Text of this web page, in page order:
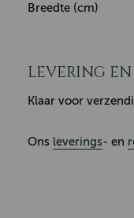
Breedte (cm)
LEVERING
Klaar voor
Ons leverings- en